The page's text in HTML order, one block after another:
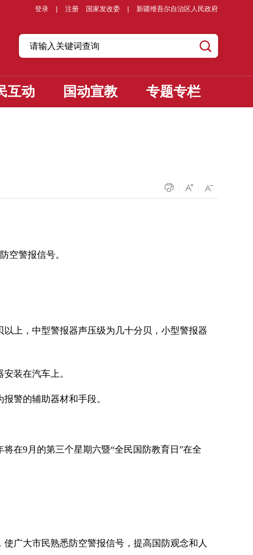
登录 | 注册 国家发改委 | 新疆维吾尔自治区人民政府
互动 国动宣教 专题专栏
空警报信号。
上，中型警报器声压级为几十分贝，小型警报器
装在汽车上。
警的辅助器材和手段。
将在9 月的第三个星期六暨“全民国防教育日”在全
广大市民熟悉防空警报信号，提高国防观念和人